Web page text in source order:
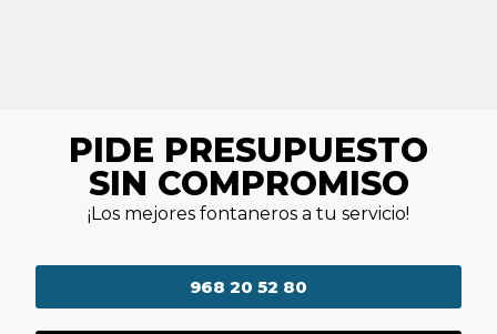
PIDE PRESUPUESTO
SIN COMPROMISO
¡Los mejores fontaneros a tu servicio!
968 20 52 80